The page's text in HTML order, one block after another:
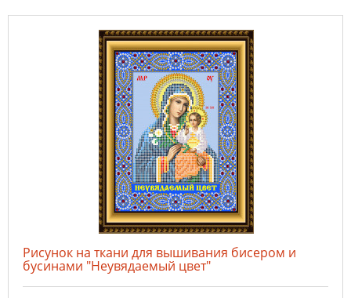
Рисунок на ткани для вышивания бисером и
бусинами "Неувядаемый цвет"